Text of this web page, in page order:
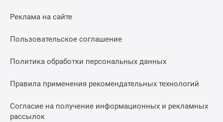
Реклама на сайте
Пользовательское соглашение
Политика обработки персональных данных
Правила применения рекомендательных технологий
Согласие на получение информационных и рекламных
рассылок